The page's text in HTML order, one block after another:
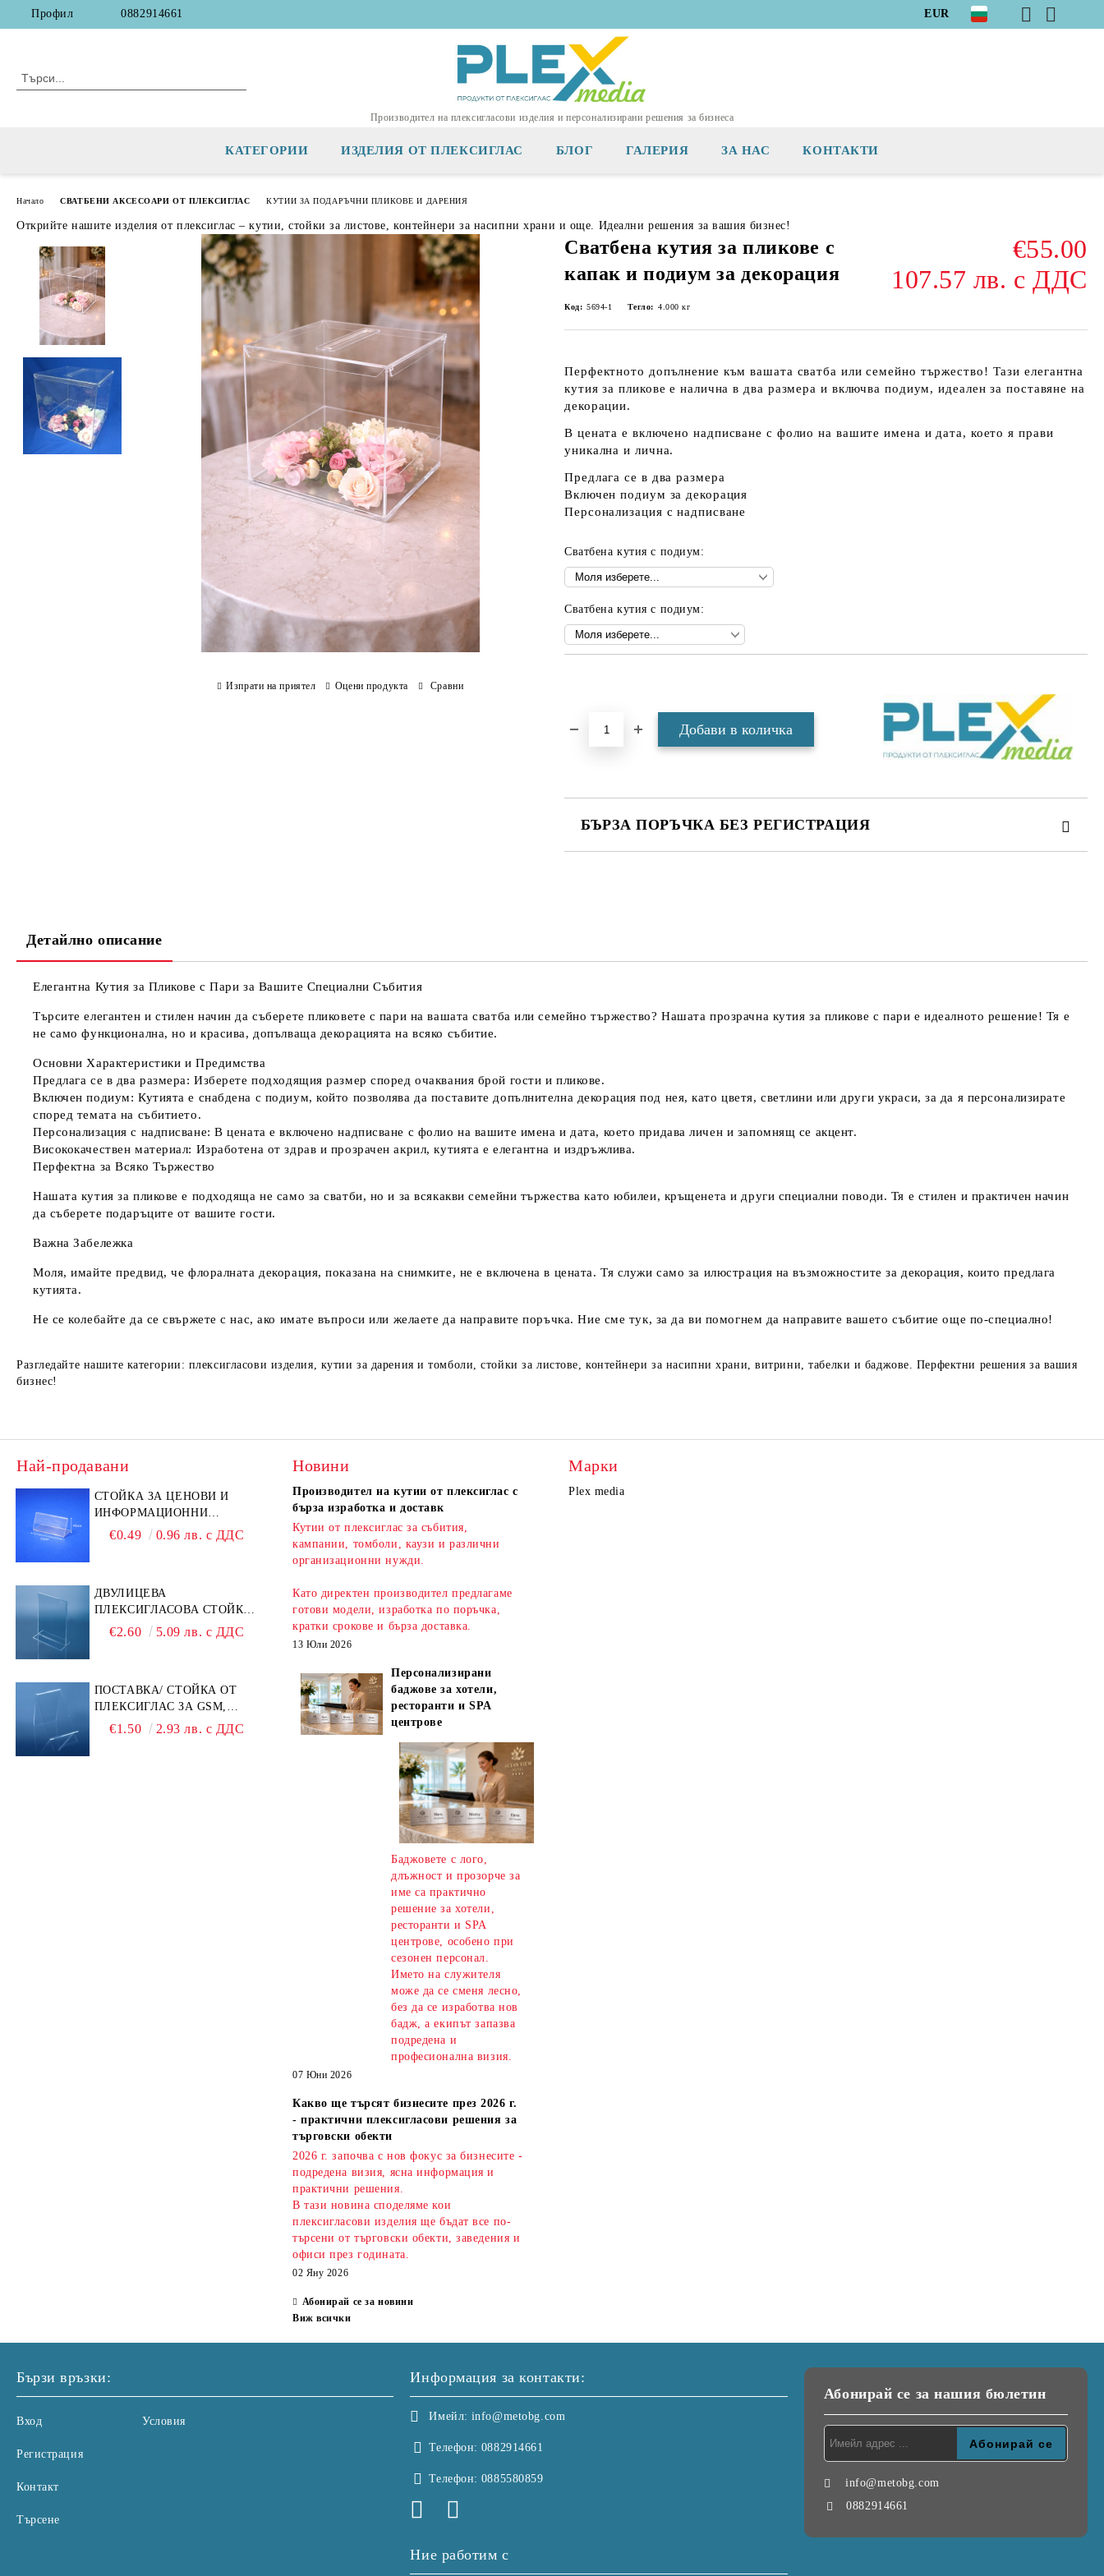
Профил 0882914661 EUR
Производител на плексигласови изделия и персонализирани решения за бизнеса
КАТЕГОРИИ ИЗДЕЛИЯ ОТ ПЛЕКСИГЛАС БЛОГ ГАЛЕРИЯ ЗА НАС КОНТАКТИ
Начало СВАТБЕНИ АКСЕСОАРИ ОТ ПЛЕКСИГЛАС КУТИИ ЗА ПОДАРЪЧНИ ПЛИКОВЕ И ДАРЕНИЯ
Открийте нашите изделия от плексиглас – кутии, стойки за листове, контейнери за насипни храни и още. Идеални решения за вашия бизнес!
Сватбена кутия за пликове с
капак и подиум за декорация
€55.00
107.57 лв. с ДДС
Код: 5694-1 Тегло: 4.000 кг
Перфектното допълнение към вашата сватба или семейно тържество! Тази елегантна
кутия за пликове е налична в два размера и включва подиум, идеален за поставяне на
декорации.
В цената е включено надписване с фолио на вашите имена и дата, което я прави
уникална и лична.
Предлага се в два размера
Включен подиум за декорация
Персонализация с надписване
Сватбена кутия с подиум:
Сватбена кутия с подиум:
БЪРЗА ПОРЪЧКА БЕЗ РЕГИСТРАЦИЯ
Изпрати на приятел Оцени продукта Сравни
Детайлно описание
Елегантна Кутия за Пликове с Пари за Вашите Специални Събития
Търсите елегантен и стилен начин да съберете пликовете с пари на вашата сватба или семейно тържество? Нашатапрозрачна кутия за пликове с пари е идеалното решение! Тя е
не само функционална, но и красива, допълваща декорацията на всяко събитие.
Основни Характеристики и Предимства
Предлага се в два размера: Изберете подходящия размер според очаквания брой гости и пликове.
Включен подиум: Кутията е снабдена с подиум, който позволява да поставите допълнителна декорация под нея, като цветя, светлини или други украси, за да я персонализирате
според темата на събитието.
Персонализация с надписване: В цената е включено надписване с фолио на вашите имена и дата, което придава личен и запомнящ се акцент.
Висококачествен материал: Изработена от здрав и прозрачен акрил, кутията е елегантна и издръжлива.
Перфектна за Всяко Тържество
Нашата кутия за пликове е подходяща не само за сватби, но и за всякакви семейни тържества като юбилеи, кръщенета и други специални поводи. Тя е стилен и практичен начин
да съберете подаръците от вашите гости.
Важна Забележка
Моля, имайте предвид, че флоралната декорация, показана на снимките, не е включена в цената. Тя служи само за илюстрация на възможностите за декорация, които предлага
кутията.
Не се колебайте да се свържете с нас, ако имате въпроси или желаете да направите поръчка. Ние сме тук, за да ви помогнем да направите вашето събитие още по-специално!
Разгледайте нашите категории: плексигласови изделия, кутии за дарения и томболи, стойки за листове, контейнери за насипни храни, витрини, табелки и баджове. Перфектни решения за вашия
бизнес!
Най-продавани
СТОЙКА ЗА ЦЕНОВИ И
ИНФОРМАЦИОННИ
ЕТИКЕТИ 70 × 40 ММ –
€0.49 0.96 лв. с ДДС
ДВУЛИЦЕВА
ПЛЕКСИГЛАСОВА СТОЙКА
A6 – ИДЕАЛНА ЗА QR
КОДОВЕ И РЕКЛАМИ
€2.60 5.09 лв. с ДДС
ПОСТАВКА/ СТОЙКА ОТ
ПЛЕКСИГЛАС ЗА GSM,
ТЕЛЕФОН, СМАРТФОН И
€1.50 2.93 лв. с ДДС
Новини
Производител на кутии от плексиглас с
бърза изработка и доставк
Кутии от плексиглас за събития,
кампании, томболи, каузи и различни
организационни нужди.
Като директен производител предлагаме
готови модели, изработка по поръчка,
кратки срокове и бърза доставка.
13 Юли 2026
Персонализирани
баджове за хотели,
ресторанти и SPA
центрове
Баджовете с лого,
длъжност и прозорче за
име са практично
решение за хотели,
ресторанти и SPA
центрове, особено при
сезонен персонал.
Името на служителя
може да се сменя лесно,
без да се изработва нов
бадж, а екипът запазва
подредена и
професионална визия.
07 Юни 2026
Какво ще търсят бизнесите през 2026 г.
- практични плексигласови решения за
търговски обекти
2026 г. започва с нов фокус за бизнесите -
подредена визия, ясна информация и
практични решения.
В тази новина споделяме кои
плексигласови изделия ще бъдат все по-
търсени от търговски обекти, заведения и
офиси през годината.
02 Яну 2026
Абонирай се за новини
Виж всички
Марки
Plex media
Бързи връзки:
Вход
Регистрация
Контакт
Търсене
Условия
Информация за контакти:
Имейл: info@metobg.com
Телефон: 0882914661
Телефон: 0885580859
Ние работим с
Абонирай се за нашия бюлетин
info@metobg.com
0882914661